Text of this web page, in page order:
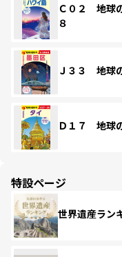
Ｃ０２ 地球
８
Ｊ３３ 地球
Ｄ１７ 地球
特設ページ
世界遺産ラン